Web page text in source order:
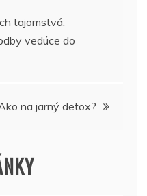
tajomstvá:
vedúce do
na jarný detox?